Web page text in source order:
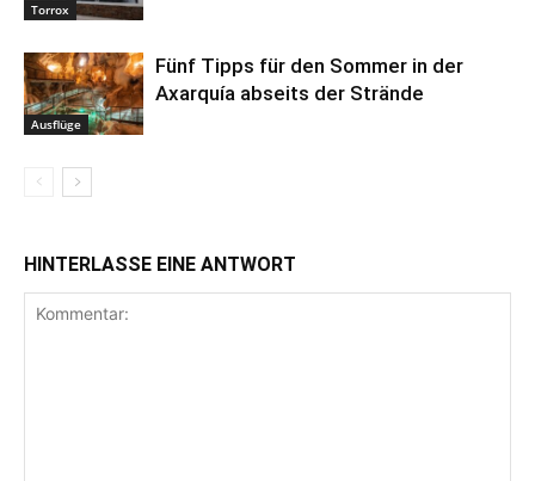
Torrox
Ausflüge
Fünf Tipps für den Sommer in der
Axarquía abseits der Strände
HINTERLASSE EINE ANTWORT